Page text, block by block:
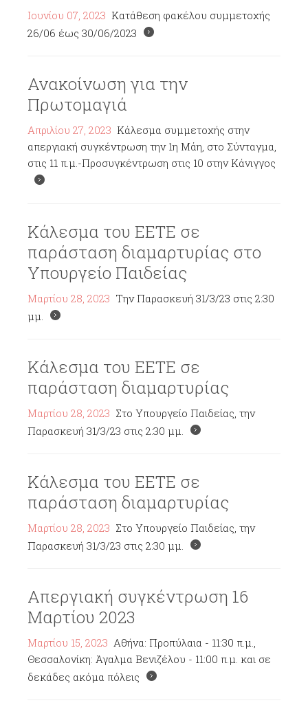
Ιουνίου 07, 2023 Κατάθεση φακέλου συμμετοχής
26/06 έως 30/06/2023
Ανακοίνωση για την
Πρωτομαγιά
Απριλίου 27, 2023 Κάλεσμα συμμετοχής στην
απεργιακή συγκέντρωση την 1η Μάη, στο Σύνταγμα,
στις 11 π.μ.-Προσυγκέντρωση στις 10 στην Κάνιγγος
Κάλεσμα του ΕΕΤΕ σε
παράσταση διαμαρτυρίας στο
Υπουργείο Παιδείας
Μαρτίου 28, 2023 Την Παρασκευή 31/3/23 στις 2:30
μμ.
Κάλεσμα του ΕΕΤΕ σε
παράσταση διαμαρτυρίας
Μαρτίου 28, 2023 Στο Υπουργείο Παιδείας, την
Παρασκευή 31/3/23 στις 2:30 μμ.
Κάλεσμα του ΕΕΤΕ σε
παράσταση διαμαρτυρίας
Μαρτίου 28, 2023 Στο Υπουργείο Παιδείας, την
Παρασκευή 31/3/23 στις 2:30 μμ.
Απεργιακή συγκέντρωση 16
Μαρτίου 2023
Μαρτίου 15, 2023 Αθήνα: Προπύλαια - 11:30 π.μ.,
Θεσσαλονίκη: Άγαλμα Βενιζέλου - 11:00 π.μ. και σε
δεκάδες ακόμα πόλεις